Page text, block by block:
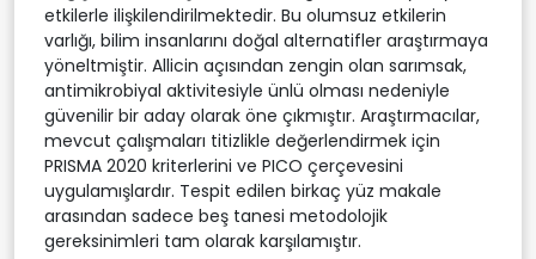
etkilerle ilişkilendirilmektedir. Bu olumsuz etkilerin
varlığı, bilim insanlarını doğal alternatifler araştırmaya
yöneltmiştir. Allicin açısından zengin olan sarımsak,
antimikrobiyal aktivitesiyle ünlü olması nedeniyle
güvenilir bir aday olarak öne çıkmıştır. Araştırmacılar,
mevcut çalışmaları titizlikle değerlendirmek için
PRISMA 2020 kriterlerini ve PICO çerçevesini
uygulamışlardır. Tespit edilen birkaç yüz makale
arasından sadece beş tanesi metodolojik
gereksinimleri tam olarak karşılamıştır.